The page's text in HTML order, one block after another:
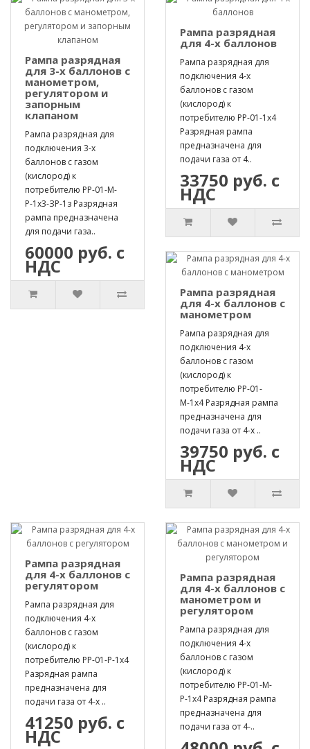
Рампа разрядная
для 3-х баллонов с
манометром,
регулятором и
запорным
клапаном
Рампа разрядная для
подключения 3-х
баллонов с газом
(кислород) к
потребителю РР-01-М-
Р-1х3-ЗР-1з Разрядная
рампа предназначена
для подачи газа..
60000 руб. с
НДС
Рампа разрядная
для 4-х баллонов
Рампа разрядная для
подключения 4-х
баллонов с газом
(кислород) к
потребителю РР-01-1х4
Разрядная рампа
предназначена для
подачи газа от 4..
33750 руб. с
НДС
Рампа разрядная
для 4-х баллонов с
манометром
Рампа разрядная для
подключения 4-х
баллонов с газом
(кислород) к
потребителю РР-01-
М-1х4 Разрядная рампа
предназначена для
подачи газа от 4-х ..
39750 руб. с
НДС
Рампа разрядная
для 4-х баллонов с
регулятором
Рампа разрядная для
подключения 4-х
баллонов с газом
(кислород) к
потребителю РР-01-Р-1х4
Разрядная рампа
предназначена для
подачи газа от 4-х ..
41250 руб. с
НДС
Рампа разрядная
для 4-х баллонов с
манометром и
регулятором
Рампа разрядная для
подключения 4-х
баллонов с газом
(кислород) к
потребителю РР-01-М-
Р-1х4 Разрядная рампа
предназначена для
подачи газа от 4-..